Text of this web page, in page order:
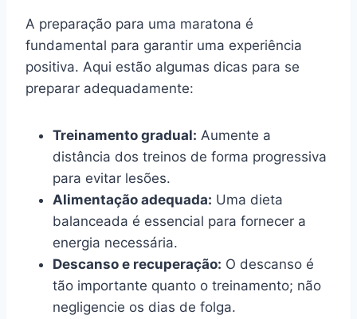
A preparação para uma maratona é
fundamental para garantir uma experiência
positiva. Aqui estão algumas dicas para se
preparar adequadamente:
Treinamento gradual: Aumente a
distância dos treinos de forma progressiva
para evitar lesões.
Alimentação adequada: Uma dieta
balanceada é essencial para fornecer a
energia necessária.
Descanso e recuperação: O descanso é
tão importante quanto o treinamento; não
negligencie os dias de folga.